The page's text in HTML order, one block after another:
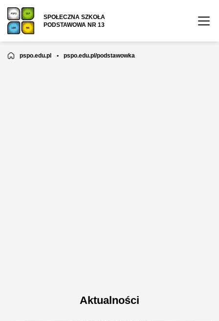
SPOŁECZNA SZKOŁA
PODSTAWOWA NR 13
pspo.edu.pl • pspo.edu.pl/podstawowka
Aktualności